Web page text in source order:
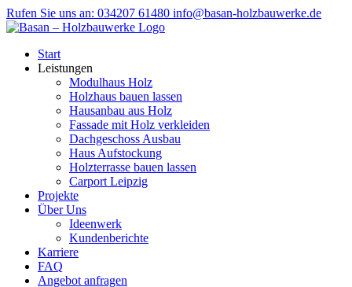
Zum
Inhalt
Rufen Sie uns an: 034207 61480 info@basan-holzbauwerke.de
Start
Leistungen
Modulhaus Holz
Holzhaus bauen lassen
Hausanbau aus Holz
Fassade mit Holz verkleiden
Dachgeschoss Ausbau
Haus Aufstockung
Holzterrasse bauen lassen
Carport Leipzig
Projekte
Über Uns
Ideenwerk
Kundenberichte
Karriere
FAQ
Angebot anfragen